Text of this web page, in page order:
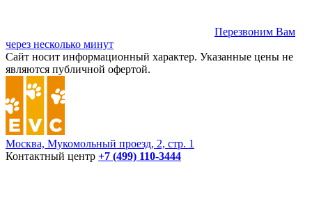
Перезвоним Вам
через несколько минут
Сайт носит информационный характер. Указанные цены не
являются публичной офертой.
Москва, Мукомольный проезд, 2, стр. 1
Контактный центр +7 (499) 110-3444